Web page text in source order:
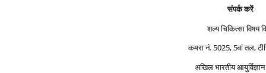
संपर्क करें
शल्‍य चिकित्‍सा विषय
कमरा नं. 5025, 5वां तल,
अखिल भारतीय